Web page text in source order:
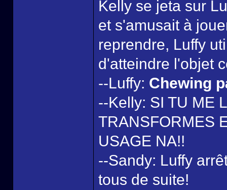
Kelly se jeta sur
et s'amusait à
reprendre, Luffy
d'atteindre l'objet
--Luffy: Chewing
--Kelly: SI TU ME
TRANSFORMES
USAGE NA!!
--Sandy: Luffy
tous de suite!